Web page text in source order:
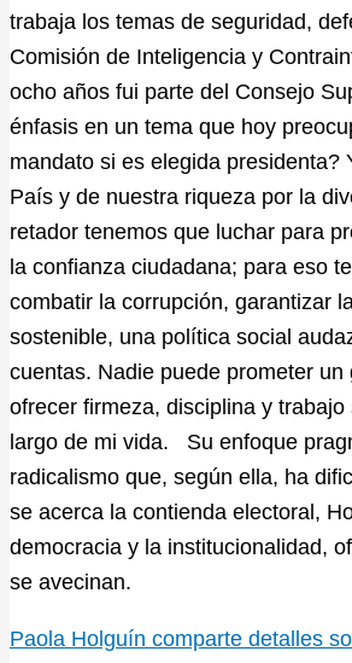
trabaja los temas de seguridad,
Comisión de Inteligencia y
ocho años fui parte del Consejo
énfasis en un tema que hoy
mandato si es elegida presidenta?
País y de nuestra riqueza por la
retador tenemos que luchar para
la confianza ciudadana; para eso
combatir la corrupción, garantizar
sostenible, una política social
cuentas. Nadie puede prometer
ofrecer firmeza, disciplina y
largo de mi vida. Su enfoque
radicalismo que, según ella, ha
se acerca la contienda electoral,
democracia y la institucionalidad,
se avecinan.
Paola Holguín comparte detalles